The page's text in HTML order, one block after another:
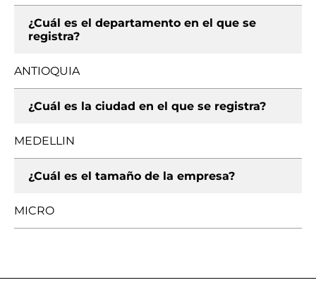
¿Cuál es el departamento en el que se
registra?
ANTIOQUIA
¿Cuál es la ciudad en el que se registra?
MEDELLIN
¿Cuál es el tamaño de la empresa?
MICRO